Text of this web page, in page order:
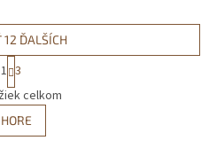
moderného dizajnu, vytvorená
pre ľudí,...
O
v
l
á
12 ĎALŠÍCH
S
t
r
á
n
k
1 3
celkom
HORE